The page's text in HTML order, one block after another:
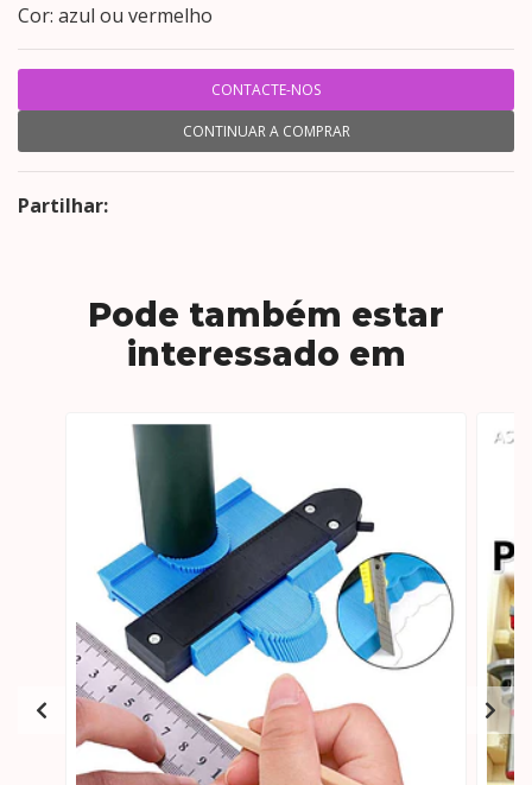
Cor: azul ou vermelho
CONTACTE-NOS
CONTINUAR A COMPRAR
Partilhar:
Pode também estar
interessado em